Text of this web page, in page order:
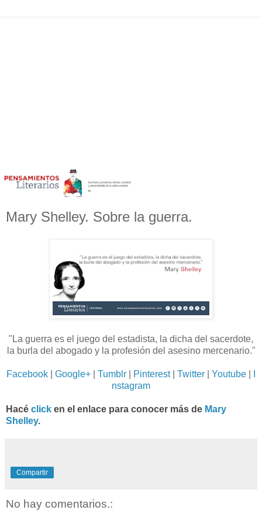
Mary Shelley. Sobre la guerra.
"La guerra es el juego del estadista, la dicha del sacerdote,
la burla del abogado y la profesión del asesino mercenario."
Facebook Google+ Tumblr Pinterest| Twitter Youtube
nstagram
Hacé click en el enlace para conocer más de Mary
Shelley.
Compartir
No hay comentarios.: